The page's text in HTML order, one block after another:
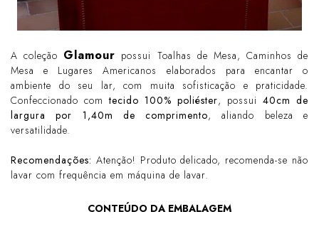
A coleção Glamour possui Toalhas de Mesa, Caminhos de
Mesa e Lugares Americanos elaborados para encantar o
ambiente do seu lar, com muita sofisticação e praticidade.
Confeccionado comtecido 100% poliéster, possui 40cm de
largura por 1,40m de comprimento, aliando beleza e
versatilidade.
Recomendações: Atenção! Produto delicado, recomenda-se não
lavar com frequência em máquina de lavar.
CONTEÚDO DA EMBALAGEM